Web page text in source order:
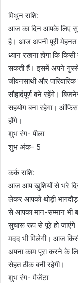
मिथुन राशि:
आज का दिन आपके लिए
है। आज अपनी पूरी मेहनत
ध्यान रखना होगा कि
सकती हैं। इसमें अपने
जीवनसाथी और
सौहार्दपूर्ण बने रहेंगे।
सहयोग बना रहेगा।
होंगे।
शुभ रंग- पीला
शुभ अंक- 5
कर्क राशि:
आज आप खुशियों से भरे
लेकर आपको थोड़ी
से आपका मान-सम्मान भी
सुचारू रूप से पूरे हो
मदद भी मिलेगी। आज
अपना काम पूरा करने के
सेहत ठीक बनी रहेगी।
शुभ रंग- मैजेंटा